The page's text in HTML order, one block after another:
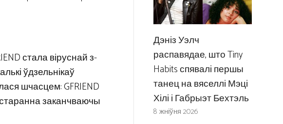
стала віруснай з-
ўдзельнікаў
шчасцем: GFRIEND
заканчваючы
Дэніз Уэлч
распавядае, што Tiny
Habits спявалі першы
танец на вяселлі Мэці
Хілі і Габрыэт Бехтэль
8 жніўня 2026